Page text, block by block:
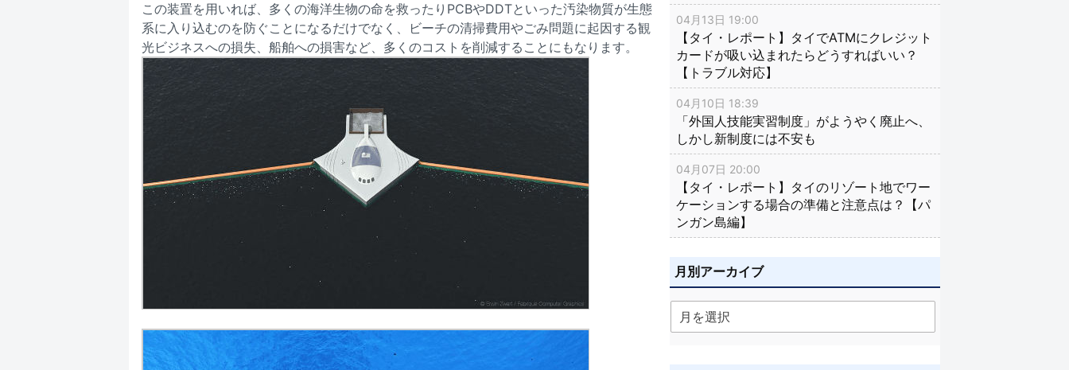
この装置を用いれば、多くの海洋生物の命を救ったりPCBやDDTといった汚染物質が生態
系に入り込むのを防ぐことになるだけでなく、ビーチの清掃費用やごみ問題に起因する観
光ビジネスへの損失、船舶への損害など、多くのコストを削減することにもなります。
04月13日 19:00
【タイ・レポート】タイでATMにクレジット
カードが吸い込まれたらどうすればいい？
【トラブル対応】
04月10日 18:39
「外国人技能実習制度」がようやく廃止へ、
しかし新制度には不安も
04月07日 20:00
【タイ・レポート】タイのリゾート地でワー
ケーションする場合の準備と注意点は？【パ
ンガン島編】
月別アーカイブ